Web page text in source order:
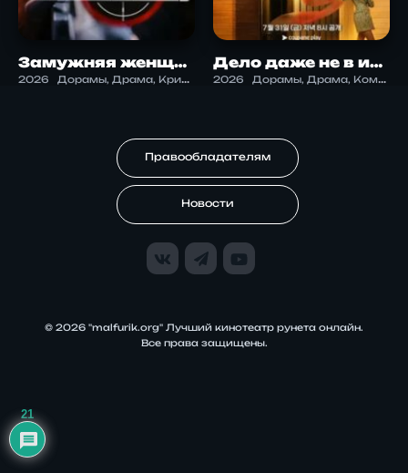
Замужняя женщина-убийца
2026 Дорамы, Драма, Криминал, Триллер
Дело даже не в измене
2026 Дорамы, Драма, Комедия, Криминал, Саспенс, Триллер
Правообладателям
Новости
© 2026 "malfurik.org" Лучший кинотеатр рунета онлайн.
Все права защищены.
21